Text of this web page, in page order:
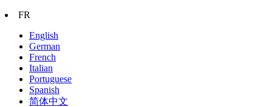
FR
English
German
French
Italian
Portuguese
Spanish
简体中文